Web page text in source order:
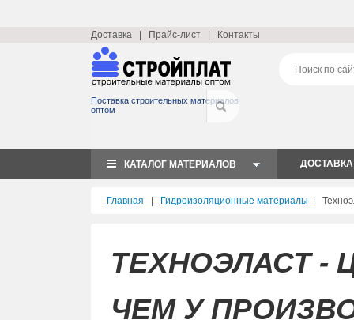
Доставка Прайс-лист Контакты
Поставка строительных материалов
оптом
КАТАЛОГ МАТЕРИАЛОВ ДОСТАВКА
Главная Гидроизоляционные материалы
ТЕХНОЭЛАСТ -
ЧЕМ У